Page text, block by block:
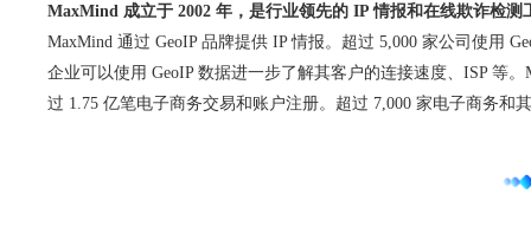
MaxMind 成立于 2002 年，是行业领先的 IP 情报和在线欺诈检测
MaxMind 通过 GeoIP 品牌提供 IP 情报。超过 5,000 家公司使用
企业可以使用 GeoIP 数据进一步了解其客户的连接速度、ISP 等
过 1.75 亿笔电子商务交易和账户注册。超过 7,000 家电子商务和